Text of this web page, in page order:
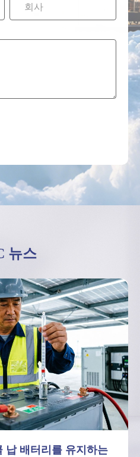
뉴스
능 한계에 대한 7가지 사